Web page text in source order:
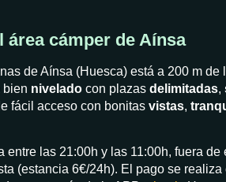
área cámper de Aínsa
de Aínsa (Huesca) está a 200 m de
bien nivelado con plazas delimitadas,
fácil acceso con bonitas vistas,
entre las 21:00h y las 11:00h, fuera
(estancia 6€/24h). El pago se